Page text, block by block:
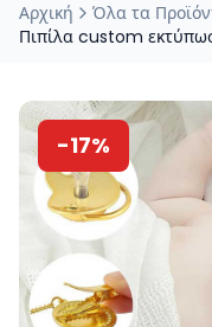
Αρχική Όλα τα
Πιπίλα custom
-17%